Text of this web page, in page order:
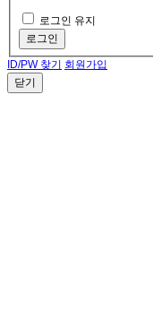
로그인 유지
로그인
ID/PW 찾기
회원가입
닫기